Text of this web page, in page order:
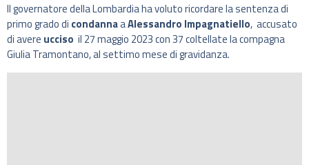
Il governatore della Lombardia ha voluto ricordare la sentenza di
primo grado di condannaaAlessandro Impagnatiello, accusato
di avere ucciso il 27 maggio 2023 con 37 coltellate la compagna
Giulia Tramontano, al settimo mese di gravidanza.